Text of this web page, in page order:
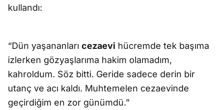
kullandı:
“Dün yaşananları cezaevi hücremde tek başıma
izlerken gözyaşlarıma hakim olamadım,
kahroldum. Söz bitti. Geride sadece derin bir
utanç ve acı kaldı. Muhtemelen cezaevinde
geçirdiğim en zor günümdü.”